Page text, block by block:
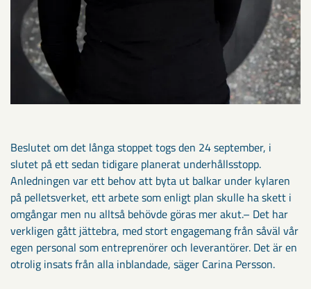
Beslutet om det långa stoppet togs den 24 september, i
slutet på ett sedan tidigare planerat underhållsstopp.
Anledningen var ett behov att byta ut balkar under kylaren
på pelletsverket, ett arbete som enligt plan skulle ha skett i
omgångar men nu alltså behövde göras mer akut.– Det har
verkligen gått jättebra, med stort engagemang från såväl vår
egen personal som entreprenörer och leverantörer. Det är en
otrolig insats från alla inblandade, säger Carina Persson.